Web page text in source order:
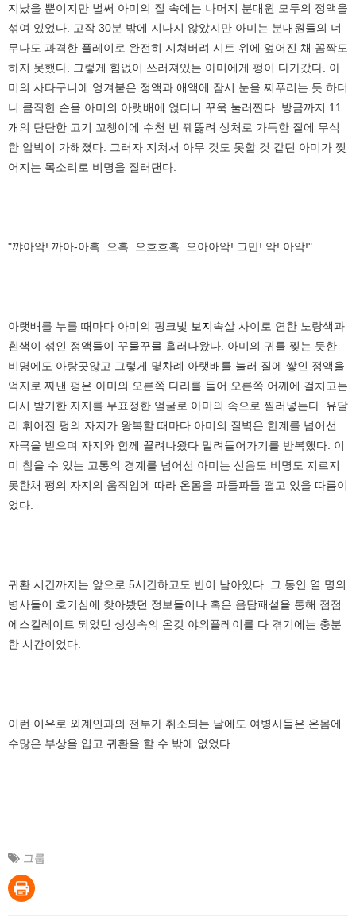
지났을 뿐이지만 벌써 아미의 질 속에는 나머지 분대원 모두의 정액을
섞여 있었다. 고작 30분 밖에 지나지 않았지만 아미는 분대원들의 너
무나도 과격한 플레이로 완전히 지쳐버려 시트 위에 엎어진 채 꼼짝도
하지 못했다. 그렇게 힘없이 쓰러져있는 아미에게 펑이 다가갔다. 아
미의 사타구니에 엉겨붙은 정액과 애액에 잠시 눈을 찌푸리는 듯 하더
니 큼직한 손을 아미의 아랫배에 얹더니 꾸욱 눌러짠다. 방금까지 11
개의 단단한 고기 꼬챙이에 수천 번 꿰뚫려 상처로 가득한 질에 무식
한 압박이 가해졌다. 그러자 지쳐서 아무 것도 못할 것 같던 아미가 찢
어지는 목소리로 비명을 질러댄다.
"꺄아악! 까아-아흑. 으흑. 으흐흐흑. 으아아악! 그만! 악! 아악!"
아랫배를 누를 때마다 아미의 핑크빛 보지속살 사이로 연한 노랑색과
흰색이 섞인 정액들이 꾸물꾸물 흘러나왔다. 아미의 귀를 찢는 듯한
비명에도 아랑곳않고 그렇게 몇차례 아랫배를 눌러 질에 쌓인 정액을
억지로 짜낸 펑은 아미의 오른쪽 다리를 들어 오른쪽 어깨에 걸치고는
다시 발기한 자지를 무표정한 얼굴로 아미의 속으로 찔러넣는다. 유달
리 휘어진 펑의 자지가 왕복할 때마다 아미의 질벽은 한계를 넘어선
자극을 받으며 자지와 함께 끌려나왔다 밀려들어가기를 반복했다. 이
미 참을 수 있는 고통의 경계를 넘어선 아미는 신음도 비명도 지르지
못한채 펑의 자지의 움직임에 따라 온몸을 파들파들 떨고 있을 따름이
었다.
귀환 시간까지는 앞으로 5시간하고도 반이 남아있다. 그 동안 열 명의
병사들이 호기심에 찾아봤던 정보들이나 혹은 음담패설을 통해 점점
에스컬레이트 되었던 상상속의 온갖 야외플레이를 다 겪기에는 충분
한 시간이었다.
이런 이유로 외계인과의 전투가 취소되는 날에도 여병사들은 온몸에
수많은 부상을 입고 귀환을 할 수 밖에 없었다.
그룹